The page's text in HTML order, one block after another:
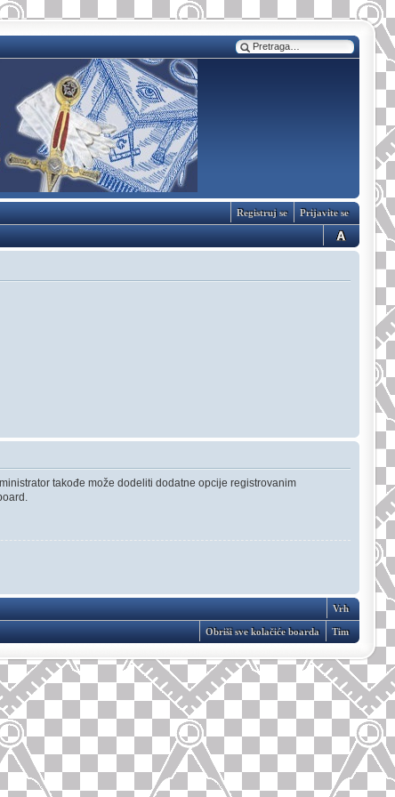
Prijavite se
Registruj se
takođe može dodeliti dodatne opcije registrovanim
Vrh
Tim
Obriši sve kolačiće boarda